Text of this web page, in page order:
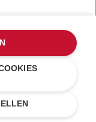
E-MAIL MIJ BIJ
BESCHIKBAARHEID